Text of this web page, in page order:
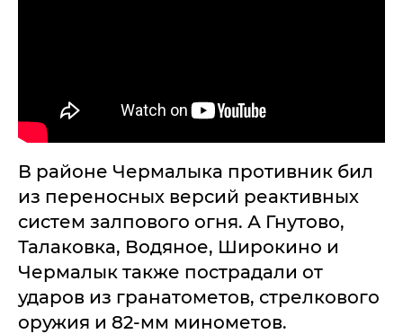
В районе Чермалыка противник бил
из переносных версий реактивных
систем залпового огня. А Гнутово,
Талаковка, Водяное, Широкино и
Чермалык также пострадали от
ударов из гранатометов, стрелкового
оружия и 82-мм минометов.